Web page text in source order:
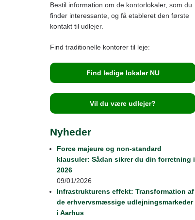
Skanderborg, Ry, Odder
Bestil information om de kontorlokaler, som du
finder interessante, og få etableret den første
kontakt til udlejer.
Find traditionelle kontorer til leje:
Find ledige lokaler NU
Vil du være udlejer?
Nyheder
Force majeure og non-standard
klausuler: Sådan sikrer du din forretning i
2026
09/01/2026
Infrastrukturens effekt: Transformation af
de erhvervsmæssige udlejningsmarkeder
i Aarhus